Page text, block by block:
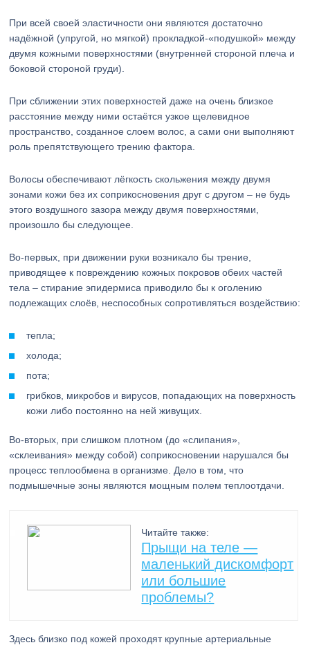
При всей своей эластичности они являются достаточно
надёжной (упругой, но мягкой) прокладкой-«подушкой» между
двумя кожными поверхностями (внутренней стороной плеча и
боковой стороной груди).
При сближении этих поверхностей даже на очень близкое
расстояние между ними остаётся узкое щелевидное
пространство, созданное слоем волос, а сами они выполняют
роль препятствующего трению фактора.
Волосы обеспечивают лёгкость скольжения между двумя
зонами кожи без их соприкосновения друг с другом – не будь
этого воздушного зазора между двумя поверхностями,
произошло бы следующее.
Во-первых, при движении руки возникало бы трение,
приводящее к повреждению кожных покровов обеих частей
тела – стирание эпидермиса приводило бы к оголению
подлежащих слоёв, неспособных сопротивляться воздействию:
тепла;
холода;
пота;
грибков, микробов и вирусов, попадающих на поверхность
кожи либо постоянно на ней живущих.
Во-вторых, при слишком плотном (до «слипания»,
«склеивания» между собой) соприкосновении нарушался бы
процесс теплообмена в организме. Дело в том, что
подмышечные зоны являются мощным полем теплоотдачи.
Читайте также:
Прыщи на теле —
маленький дискомфорт
или большие
проблемы?
Здесь близко под кожей проходят крупные артериальные